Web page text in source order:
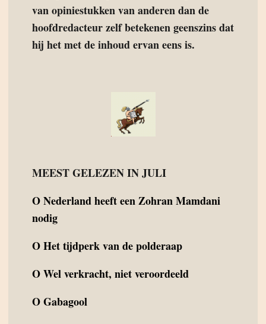
van opiniestukken van anderen dan de
hoofdredacteur zelf betekenen geenszins dat
hij het met de inhoud ervan eens is.
MEEST GELEZEN IN JULI
ONederland heeft een Zohran Mamdani
nodig
OHet tijdperk van de polderaap
OWel verkracht, niet veroordeeld
OGabagool